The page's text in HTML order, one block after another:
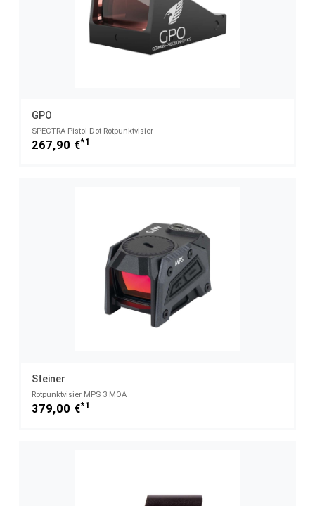
GPO
SPECTRA Pistol Dot Rotpunktvisier
267,90 €*1
Steiner
Rotpunktvisier MPS 3 MOA
379,00 €*1